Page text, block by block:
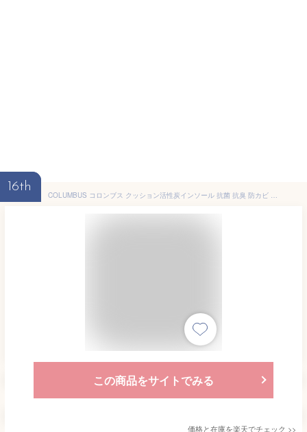
16th
COLUMBUS コロンブス クッション活性炭インソール 抗菌 抗臭 防カビ アーチクッション カカトクッション 中敷き /ST
この商品をサイトでみる
価格と在庫を楽天でチェック >>